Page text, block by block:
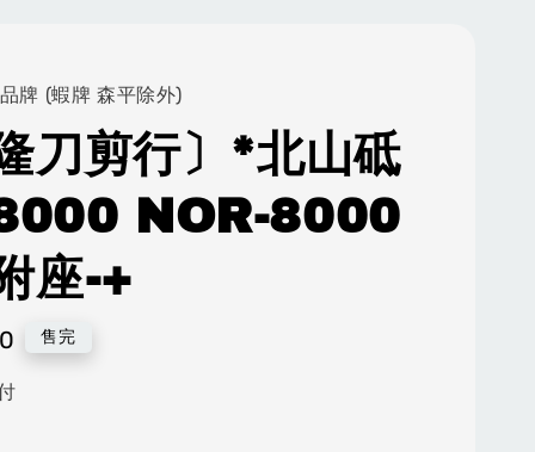
牌 (蝦牌 森平除外)
刀剪行〕*北山砥
NOR-8000
座-+
售完